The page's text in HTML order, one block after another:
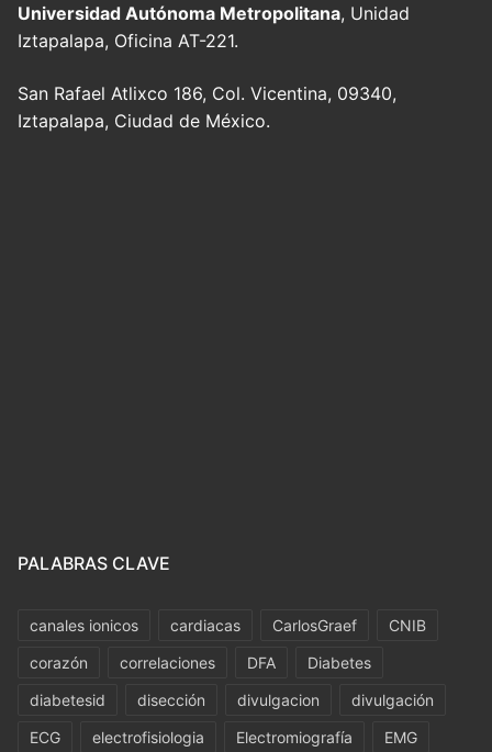
Universidad Autónoma Metropolitana, Unidad
Iztapalapa, Oficina AT-221.
San Rafael Atlixco 186, Col. Vicentina, 09340,
Iztapalapa, Ciudad de México.
PALABRAS CLAVE
canales ionicos cardiacas CarlosGraef
CNIB
corazón
correlaciones DFA
Diabetes
diabetesid
disección divulgacion
divulgación
ECG
electrofisiologia Electromiografía
EMG